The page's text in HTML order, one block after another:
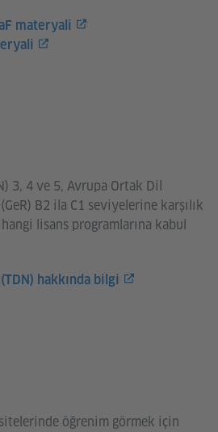
materyali
3, 4 ve 5, Avrupa Ortak Dil
B2 ila C1 seviyelerine karşılık
lisans programlarına kabul
hakkında bilgi
öğrenim görmek için